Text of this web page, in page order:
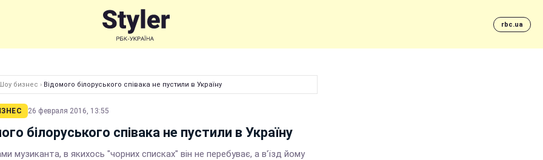
rbc.ua
бизнес › Відомого білоруського співака не пустили в Україну
26 февраля 2016, 13:55
білоруського співака не пустили в Україну
музиканта, в якихось "чорних списках" він не перебуває, а в'їзд йому